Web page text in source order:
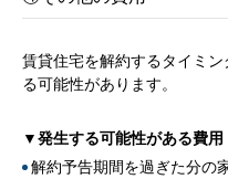
賃貸住宅を解約するタイミ
る可能性があります。
▼発生する可能性がある費用
解約予告期間を過ぎた分の